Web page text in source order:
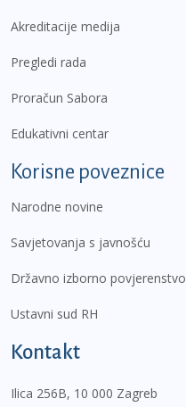
Akreditacije medija
Pregledi rada
Proračun Sabora
Edukativni centar
Korisne poveznice
Narodne novine
Savjetovanja s javnošću
Državno izborno povjerenstvo
Ustavni sud RH
Kontakt
Ilica 256B, 10 000 Zagreb